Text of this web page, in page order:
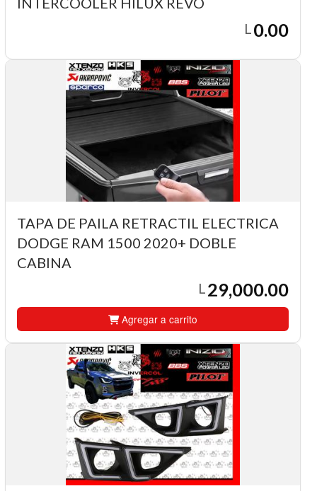
L0.00
TAPA DE PAILA RETRACTIL ELECTRICA
DODGE RAM 1500 2020+ DOBLE
CABINA
L29,000.00
Agregar a carrito